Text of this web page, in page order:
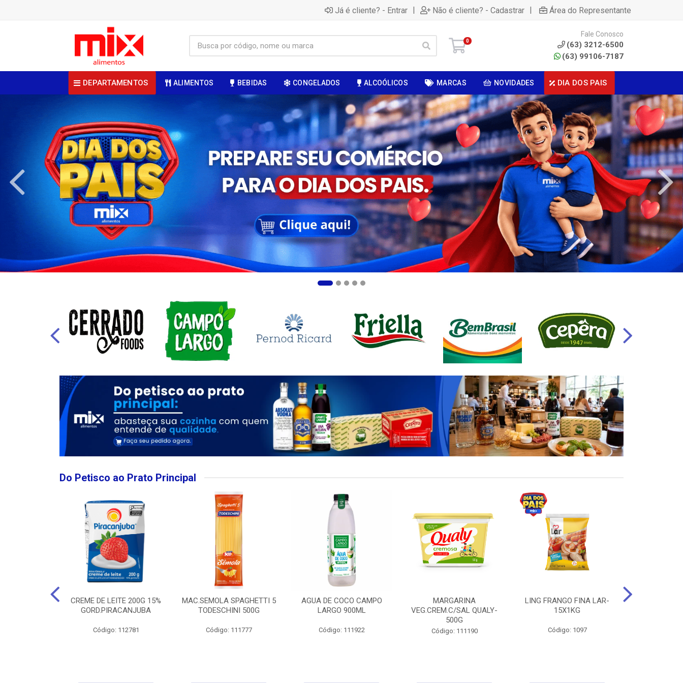
Já é cliente? - Entrar | Não é cliente? - Cadastrar | Área do Representante
0
Fale Conosco
(63) 3212-6500
(63) 99106-7187
DEPARTAMENTOS ALIMENTOS BEBIDAS CONGELADOS ALCOÓLICOS MARCAS NOVIDADES DIA DOS PAIS
Do Petisco ao Prato Principal
CREME DE LEITE 200G 15%
GORD.PIRACANJUBA
Código: 112781
MAC.SEMOLA SPAGHETTI 5
TODESCHINI 500G
Código: 111777
AGUA DE COCO CAMPO
LARGO 900ML
Código: 111922
MARGARINA
VEG.CREM.C/SAL QUALY-
500G
Código: 111190
LING FRANGO FINA LAR-
15X1KG
Código: 1097